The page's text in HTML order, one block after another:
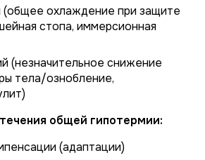
охлаждение при защите
стопа, иммерсионная
(незначительное снижение
тела/ознобление,
общей гипотермии:
(адаптации)